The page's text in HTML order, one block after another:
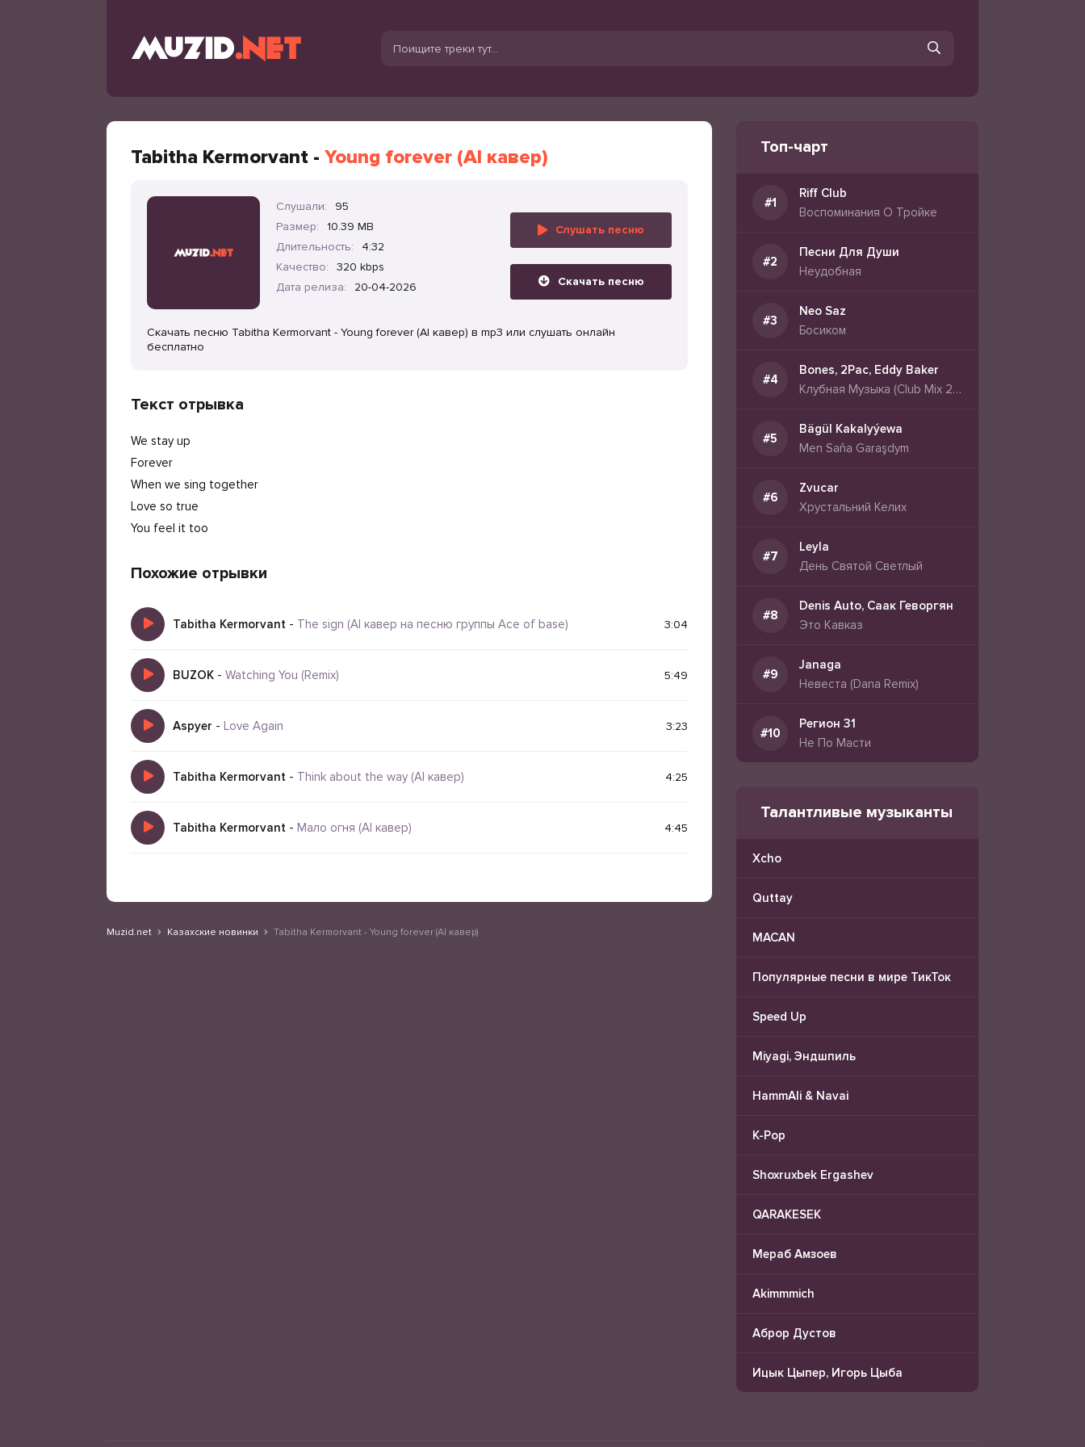
Tabitha Kermorvant - Young forever (AI кавер)
Слушали:
95
Размер:
10.39 MB
Длительность:
4:32
Качество:
320 kbps
Дата релиза:
20-04-2026
Слушать песню
Скачать песню
Скачать песню Tabitha Kermorvant - Young forever (AI кавер) в mp3 или слушать онлайн
бесплатно
Текст отрывка
We stay up
Forever
When we sing together
Love so true
You feel it too
Похожие отрывки
Tabitha Kermorvant - The sign (AI кавер на песню группы Ace of base) 3:04
BUZOK - Watching You (Remix) 5:49
Aspyer - Love Again 3:23
Tabitha Kermorvant - Think about the way (AI кавер) 4:25
Tabitha Kermorvant - Мало огня (AI кавер) 4:45
Muzid.net Казахские новинки Tabitha Kermorvant - Young forever (AI кавер)
Топ-чарт
Riff Club
Воспоминания О Тройке
Песни Для Души
Неудобная
Neo Saz
Босиком
Bones, 2Pac, Eddy Baker
Клубная Музыка (Club Mix 2026)
Bägül Kakalyýewa
Men Saňa Garaşdym
Zvucar
Хрустальний Келих
Leyla
День Святой Светлый
Denis Auto, Саак Геворгян
Это Кавказ
Janaga
Невеста (Dana Remix)
Регион 31
Не По Масти
Талантливые музыканты
Xcho
Quttay
MACAN
Популярные песни в мире ТикТок
Speed Up
Miyagi, Эндшпиль
HammAli & Navai
K-Pop
Shoxruxbek Ergashev
QARAKESEK
Мераб Амзоев
Akimmmich
Аброр Дустов
Ицык Цыпер, Игорь Цыба